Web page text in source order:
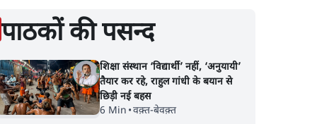
पाठकों की पसन्द
शिक्षा संस्थान ‘विद्यार्थी’ नहीं, ‘अनुयायी’
तैयार कर रहे, राहुल गांधी के बयान से
छिड़ी नई बहस
6 Min •वक़्त-बेवक़्त